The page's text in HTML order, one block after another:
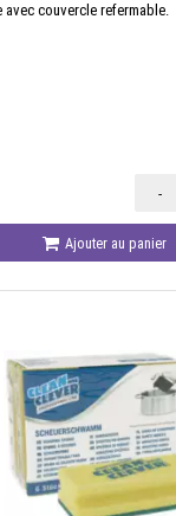
couvercle refermable.
-
Ajouter au panier